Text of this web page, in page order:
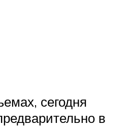
сегодня
в